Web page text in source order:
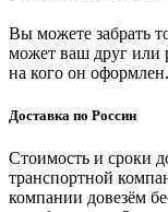
Вы можете забрать
может ваш друг или
на кого он оформлен.
Доставка по России
Стоимость и сроки
транспортной
компании довезём